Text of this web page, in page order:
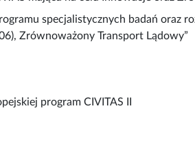
specjalistycznych badań oraz
Zrównoważony Transport Lądowy”
program CIVITAS II